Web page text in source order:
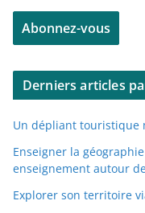
e
s
e
m
a
i
l
Abonnez-vous
Derniers articles
Un dépliant touristique
Enseigner la
enseignement autour
Explorer son territoire